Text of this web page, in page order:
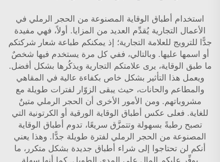
استخدام أطباق الوقاية المصنوعة من الحجر الرملي في
الأعمال التجارية يُقدِّم العديد من المزايا. أولاً، فهي مفيدة
جدًّا للترويج للعلامة التجارية؛ إذ يمكنكم طباعة شعار شركتكم
أو اسمها عليها. وبالتالي، ففي كل مرة يستخدم فيها شخصٌ
ما طبق الوقاية، يرى علامتكم التجارية ويذكُرها بشكل أفضل.
ويعمل هذا التأثير بشكل خاص بكفاءة عالية في المقاهي
والمطاعم والحانات، حيث يبقى الزوّار لفترات طويلة مع
مشروباتهم. ومن الأمور الأخرى أن الحجر الرملي متينٌ
للغاية. فعلى عكس أطباق الوقاية الورقية أو الكرتونية التي
تصبح رطبةً بسهولة وتتمزَّق سريعًا، تدوم أطباق الوقاية
المصنوعة من الحجر الرملي لفترة طويلة جدًّا. وهذا يعني
أنكم لن تحتاجوا إلى شراء أطباق جديدة بشكل متكرر، ما